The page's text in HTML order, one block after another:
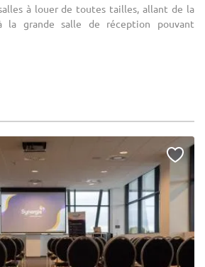
à louer de toutes tailles, allant de la
grande salle de réception pouvant